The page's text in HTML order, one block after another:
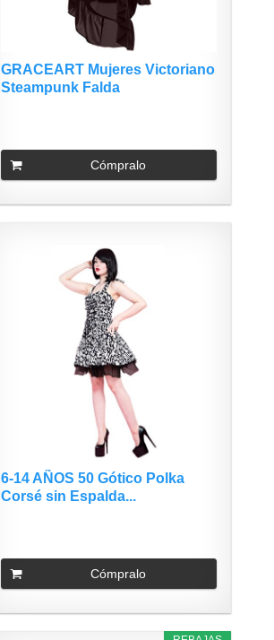
GRACEART Mujeres Victoriano
Steampunk Falda
Cómpralo
6-14 AÑOS 50 Gótico Polka
Corsé sin Espalda...
Cómpralo